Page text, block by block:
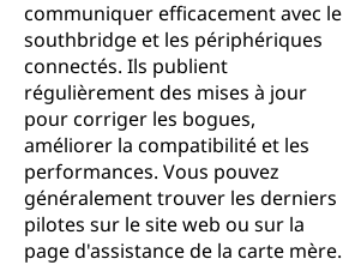
communiquer efficacement avec le
southbridge et les périphériques
connectés. Ils publient
régulièrement des mises à jour
pour corriger les bogues,
améliorer la compatibilité et les
performances. Vous pouvez
généralement trouver les derniers
pilotes sur le site web ou sur la
page d'assistance de la carte mère.